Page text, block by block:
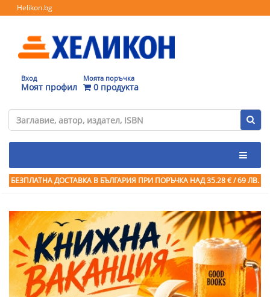
Helikon.bg
Вход
Моят профил
Моята поръчка
0 продукта
БЕЗПЛАТНА ДОСТАВКА В БЪЛГАРИЯ ПРИ ПОРЪЧКА НАД 35.28 € / 69 ЛВ.